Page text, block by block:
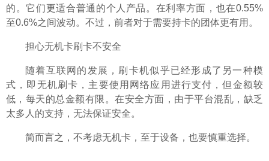
的。它们更适合普通的个人产品。在利率方面，也在0.55%
至0.6%之间波动。不过，前者对于需要持卡的团体更有用。
担心无机卡刷卡不安全
随着互联网的发展， 刷卡机似乎已经形成了另一种模
式，即无机刷卡，主要使用网络应用进行支付，但金额较
低，每天的总金额有限。在安全方面，由于平台混乱，缺乏
太多人的支持，无法保证安全。
简而言之，不考虑无机卡，至于设备，也要慎重选择。